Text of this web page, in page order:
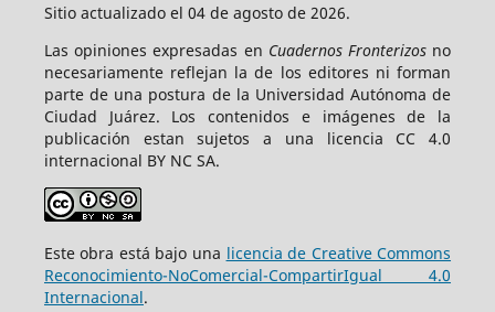
Sitio actualizado el 04 de agosto de 2026.
Las opiniones expresadas en Cuadernos Fronterizosno
necesariamente reflejan la de los editores ni forman
parte de una postura de la Universidad Autónoma de
Ciudad Juárez. Los contenidos e imágenes de la
publicación estan sujetos a una licencia CC 4.0
internacional BY NC SA.
Este obra está bajo una licencia de Creative Commons
Reconocimiento-NoComercial-CompartirIgual 4.0
Internacional.